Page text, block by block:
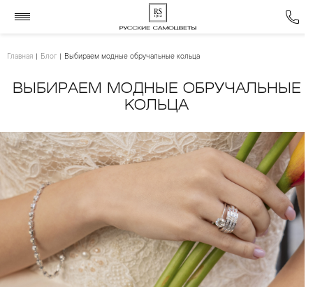
Главная Блог Выбираем модные обручальные кольца
ВЫБИРАЕМ МОДНЫЕ ОБРУЧАЛЬНЫЕ
КОЛЬЦА